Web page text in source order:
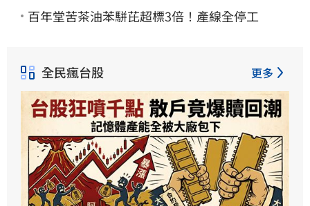
百年堂苦茶油苯駢芘超標3倍！產線全停工
全民瘋台股 更多